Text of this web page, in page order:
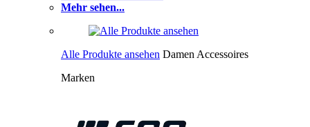
Mehr sehen...
Alle Produkte ansehen Damen Accessoires
Marken